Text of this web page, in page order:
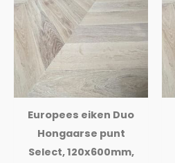
Europees eiken Duo
Hongaarse punt
Select, 120x600mm,